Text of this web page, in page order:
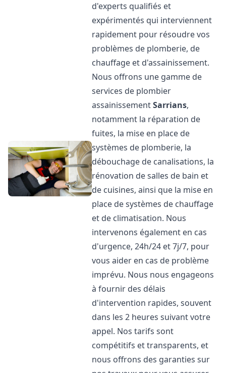
d'experts qualifiés et
expérimentés qui interviennent
rapidement pour résoudre vos
problèmes de plomberie, de
chauffage et d'assainissement.
Nous offrons une gamme de
services de plombier
assainissementSarrians,
notamment la réparation de
fuites, la mise en place de
systèmes de plomberie, la
débouchage de canalisations, la
rénovation de salles de bain et
de cuisines, ainsi que la mise en
place de systèmes de chauffage
et de climatisation. Nous
intervenons également en cas
d'urgence, 24h/24 et 7j/7, pour
vous aider en cas de problème
imprévu. Nous nous engageons
à fournir des délais
d'intervention rapides, souvent
dans les 2 heures suivant votre
appel. Nos tarifs sont
compétitifs et transparents, et
nous offrons des garanties sur